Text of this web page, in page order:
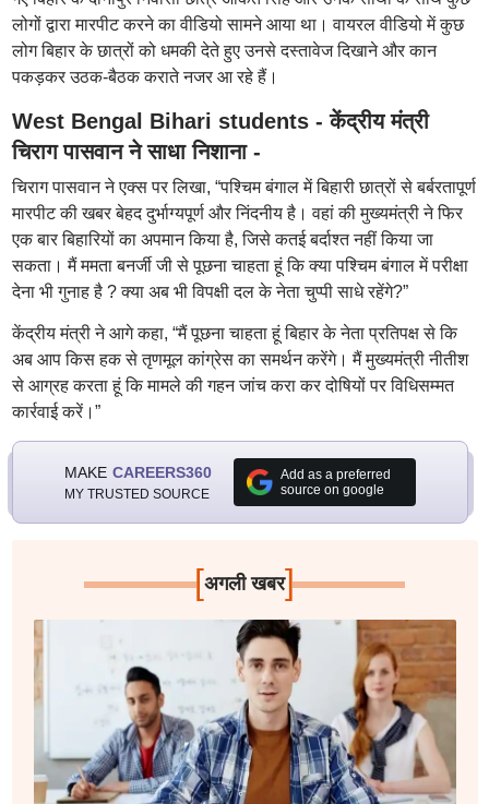
लोगों द्वारा मारपीट करने का वीडियो सामने आया था। वायरल वीडियो में कुछ
लोग बिहार के छात्रों को धमकी देते हुए उनसे दस्तावेज दिखाने और कान
पकड़कर उठक-बैठक कराते नजर आ रहे हैं।
West Bengal Bihari students - केंद्रीय मंत्री
चिराग पासवान ने साधा निशाना -
चिराग पासवान ने एक्स पर लिखा, “पश्चिम बंगाल में बिहारी छात्रों से बर्बरतापूर्ण
मारपीट की खबर बेहद दुर्भाग्यपूर्ण और निंदनीय है। वहां की मुख्यमंत्री ने फिर
एक बार बिहारियों का अपमान किया है, जिसे कतई बर्दाश्त नहीं किया जा
सकता। मैं ममता बनर्जी जी से पूछना चाहता हूं कि क्या पश्चिम बंगाल में परीक्षा
देना भी गुनाह है ? क्या अब भी विपक्षी दल के नेता चुप्पी साधे रहेंगे?”
केंद्रीय मंत्री ने आगे कहा, “मैं पूछना चाहता हूं बिहार के नेता प्रतिपक्ष से कि
अब आप किस हक से तृणमूल कांग्रेस का समर्थन करेंगे। मैं मुख्यमंत्री नीतीश
से आग्रह करता हूं कि मामले की गहन जांच करा कर दोषियों पर विधिसम्मत
कार्रवाई करें।”
MAKE CAREERS360
MY TRUSTED SOURCE
Add as a preferred
source on google
[अगली खबर]